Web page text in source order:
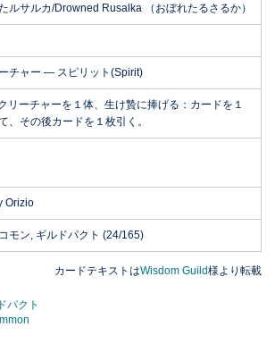
ルサルカ/Drowned Rusalka （おぼれたるさるか）
チャー ― スピリット(Spirit)
リーチャーを１体、生け贄に捧げる：カードを１
、その後カードを１枚引く。
Orizio
モン, ギルドパクト (24/165)
カードテキストはWisdom Guild様より転載
パクト